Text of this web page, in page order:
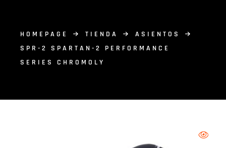
HOMEPAGE TIENDA
ASIENTOS
SPR-2 SPARTAN-2 PERFORMANCE
SERIES CHROMOLY